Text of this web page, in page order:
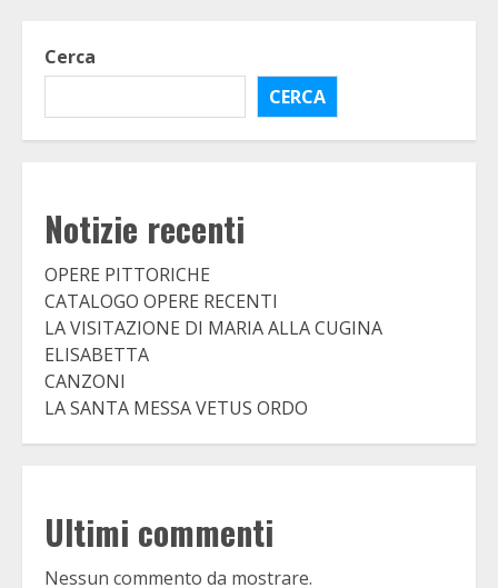
Cerca
CERCA
Notizie recenti
OPERE PITTORICHE
CATALOGO OPERE RECENTI
LA VISITAZIONE DI MARIA ALLA CUGINA
ELISABETTA
CANZONI
LA SANTA MESSA VETUS ORDO
Ultimi commenti
Nessun commento da mostrare.